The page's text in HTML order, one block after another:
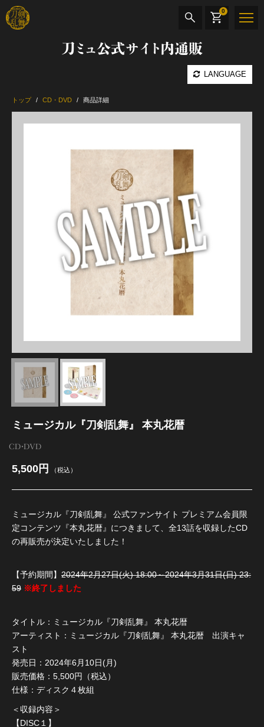
刀ミュ公式サイト内通販
LANGUAGE
0
CD・DVD BOOK その他
加州清光 単騎出陣 極
髭切 単騎出陣 ～夢幻泡影～
江 おん すていじ かうんとだうんぱーてぃー
トップ CD・DVD 商品詳細
ミュージカル『刀剣乱舞』 本丸花暦
CD・DVD
5,500円 （税込）
ミュージカル『刀剣乱舞』 公式ファンサイト プレミアム会員限
定コンテンツ『本丸花暦』につきまして、全13話を収録したCD
の再販売が決定いたしました！
【予約期間】 2024年2月27日(火) 18:00～2024年3月31日(日) 23:
59 ※終了しました
タイトル：ミュージカル『刀剣乱舞』 本丸花暦
アーティスト：ミュージカル『刀剣乱舞』 本丸花暦 出演キャ
スト
発売日：2024年6月10日(月)
販売価格：5,500円（税込）
仕様：ディスク４枚組
＜収録内容＞
【DISC１】